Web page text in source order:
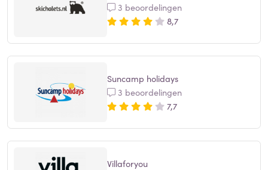
3 beoordelingen
8,7
Suncamp holidays
3 beoordelingen
7,7
Villaforyou